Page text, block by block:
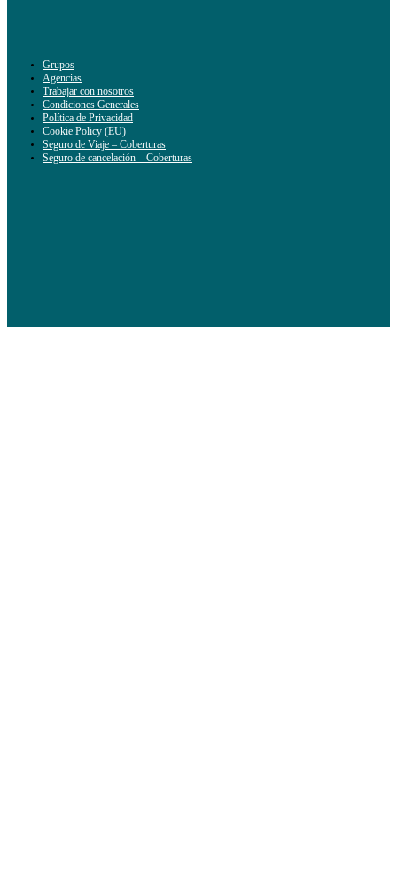
Grupos
Agencias
Trabajar con nosotros
Condiciones Generales
Política de Privacidad
Cookie Policy (EU)
Seguro de Viaje – Coberturas
Seguro de cancelación – Coberturas